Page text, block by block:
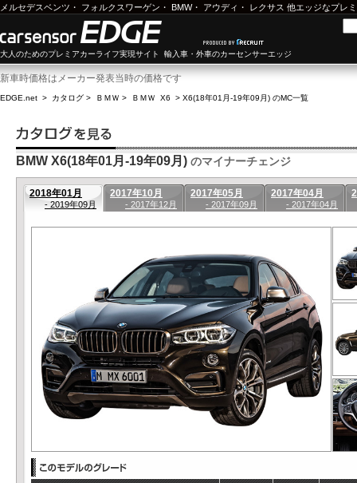
メルセデスベンツ ・ フォルクスワーゲン ・ BMW・ アウディ ・ レクサス 他エッジなプレ
大人のためのプレミアカーライフ実現サイト 輸入車・外車のカーセンサーエッジ
新車時価格はメーカー発表当時の価格です
EDGE.net > カタログ > ＢＭＷ > ＢＭＷ X6 > X6(18年01月-19年09月) のMC一覧
BMW X6(18年01月-19年09月) のマイナーチェンジ
2018年01月
- 2019年09月
2017年10月
- 2017年12月
2017年05月
- 2017年09月
2017年04月
- 2017年04月